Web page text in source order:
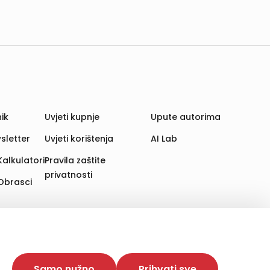
web stranica i uređaja u tu svrhu. Naši partneri
Uvjeti kupnje
Uvjeti korištenja
Pravila zaštite
privatnosti
Upute autorima
AI Lab